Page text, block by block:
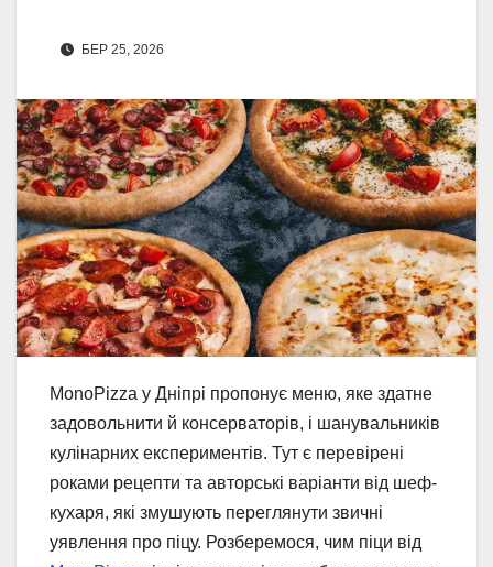
БЕР 25, 2026
MonoPizza у Дніпрі пропонує меню, яке здатне
задовольнити й консерваторів, і шанувальників
кулінарних експериментів. Тут є перевірені
роками рецепти та авторські варіанти від шеф-
кухаря, які змушують переглянути звичні
уявлення про піцу. Розберемося, чим піци від